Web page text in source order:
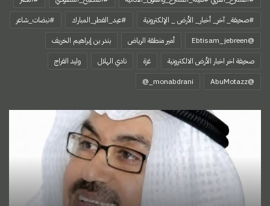
#صحيفة_ آخر_ أخبار_ الأرض _ الإلكترونية
#عيد_الفطر_المبارك
#نبضات_شاعر
@Ebtisam_jebreen
أمير منطقة الرياض
بندر بن إبراهيم الخريف
صحيفة اخر اخبار الأرض الالكترونية
غزة نادي الهلال
وليد الفراج
‏@AbuMotazz